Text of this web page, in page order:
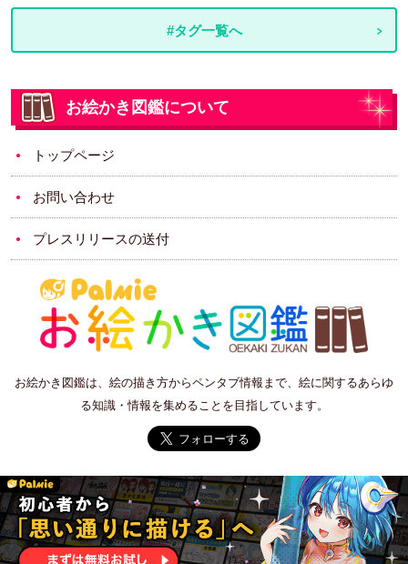
#タグ一覧へ
お絵かき図鑑について
トップページ
お問い合わせ
プレスリリースの送付
お絵かき図鑑は、絵の描き方からペンタブ情報まで、絵に関するあらゆ
る知識・情報を集めることを目指しています。